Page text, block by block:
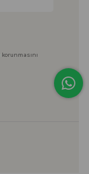
korunmasını